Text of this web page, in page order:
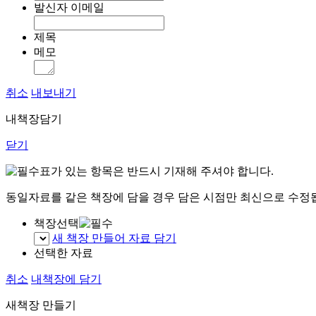
발신자 이메일
제목
메모
취소 내보내기
내책장담기
닫기
표가 있는 항목은 반드시 기재해 주셔야 합니다.
동일자료를 같은 책장에 담을 경우 담은 시점만 최신으로 수정
책장선택
새 책장 만들어 자료 담기
선택한 자료
취소 내책장에 담기
새책장 만들기